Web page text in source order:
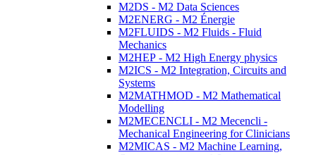
M2DS - M2 Data Sciences
M2ENERG - M2 Énergie
M2FLUIDS - M2 Fluids - Fluid
Mechanics
M2HEP - M2 High Energy physics
M2ICS - M2 Integration, Circuits and
Systems
M2MATHMOD - M2 Mathematical
Modelling
M2MECENCLI - M2 Mecencli -
Mechanical Engineering for Clinicians
M2MICAS - M2 Machine Learning,